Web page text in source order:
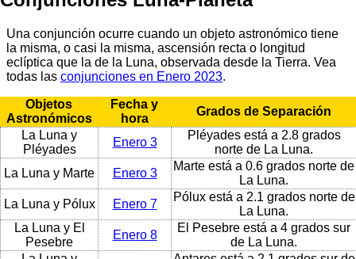
Una conjunción ocurre cuando un objeto astronómico tiene
la misma, o casi la misma, ascensión recta o longitud
eclíptica que la de la Luna, observada desde la Tierra. Vea
todas las conjunciones en Enero 2023.
Objetos
Astronómicos
Fecha y
hora
Grados de Separación
La Luna y
Pléyades
Enero 3
Pléyades está a 2.8 grados
norte de La Luna.
La Luna y Marte
Enero 3
Marte está a 0.6 grados norte de
La Luna.
La Luna y Pólux
Enero 7
Pólux está a 2.1 grados norte de
La Luna.
La Luna y El
Pesebre
Enero 8
El Pesebre está a 4 grados sur
de La Luna.